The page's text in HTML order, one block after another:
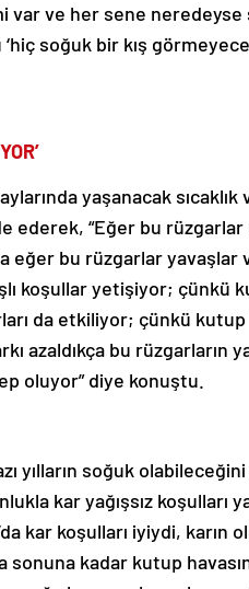
ve her sene neredeyse
soğuk bir kış
yaşanacak sıcaklık
ederek, “Eğer bu
eğer bu rüzgarlar yavaşlar
koşullar yetişiyor; çünkü
da etkiliyor; çünkü
azaldıkça bu rüzgarların
oluyor” diye konuştu.
yılların soğuk
kar yağışsız koşulları
kar koşulları iyiydi, karın
kadar kutup